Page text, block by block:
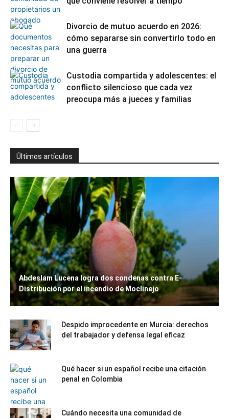
Divorcio de mutuo acuerdo en 2026:
cómo separarse sin convertirlo todo en
una guerra
Custodia compartida y adolescentes: el
conflicto silencioso que cada vez
preocupa más a jueces y familias
Últimos artículos
Abdeslam Lucena logra dos condenas contra E-
Distribución por el incendio de Moclinejo
Despido improcedente en Murcia: derechos
del trabajador y defensa legal eficaz
Qué hacer si un español recibe una citación
penal en Colombia
Cuándo necesita una comunidad de